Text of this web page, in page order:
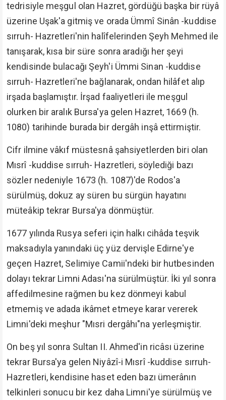
tedrisiyle meşgul olan Hazret, gördüğü başka bir rüyâ
üzerine Uşak'a gitmiş ve orada Ümmî Sinân -kuddise
sırruh- Hazretleri'nin halîfelerinden Şeyh Mehmed ile
tanışarak, kısa bir süre sonra aradığı her şeyi
kendisinde bulacağı Şeyh'i Ümmi Sinan -kuddise
sırruh- Hazretleri'ne bağlanarak, ondan hilâfet alıp
irşada başlamıştır. İrşad faaliyetleri ile meşgul
olurken bir aralık Bursa'ya gelen Hazret, 1669 (h.
1080) tarihinde burada bir dergâh inşâ ettirmiştir.
Cifr ilmine vâkıf müstesnâ şahsiyetlerden biri olan
Mısrî -kuddise sırruh- Hazretleri, söylediği bazı
sözler nedeniyle 1673 (h. 1087)'de Rodos'a
sürülmüş, dokuz ay süren bu sürgün hayatını
müteâkip tekrar Bursa'ya dönmüştür.
1677 yılında Rusya seferi için halkı cihâda teşvik
maksadıyla yanındaki üç yüz dervişle Edirne'ye
geçen Hazret, Selimiye Camii'ndeki bir hutbesinden
dolayı tekrar Limni Adası'na sürülmüştür. İki yıl sonra
affedilmesine rağmen bu kez dönmeyi kabul
etmemiş ve adada ikâmet etmeye karar vererek
Limni'deki meşhur "Mısri dergâhı"na yerleşmiştir.
On beş yıl sonra Sultan II. Ahmed'in ricâsı üzerine
tekrar Bursa'ya gelen Niyâzî-i Mısrî -kuddise sırruh-
Hazretleri, kendisine haset eden bazı ümerânın
telkinleri sonucu bir kez daha Limni'ye sürülmüş ve